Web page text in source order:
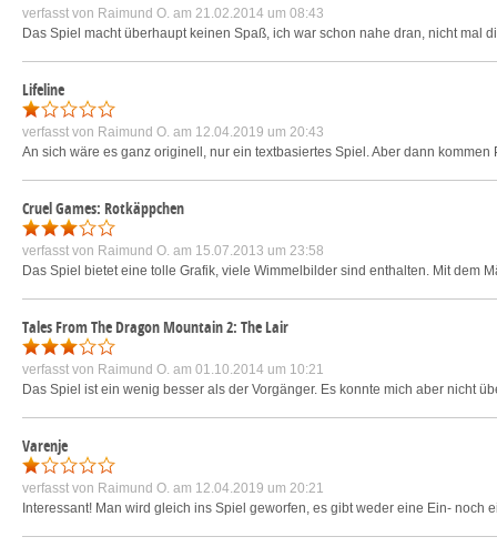
verfasst von Raimund O. am 21.02.2014 um 08:43
Das Spiel macht überhaupt keinen Spaß, ich war schon nahe dran, nicht mal
Lifeline
verfasst von Raimund O. am 12.04.2019 um 20:43
An sich wäre es ganz originell, nur ein textbasiertes Spiel. Aber dann
Cruel Games: Rotkäppchen
verfasst von Raimund O. am 15.07.2013 um 23:58
Das Spiel bietet eine tolle Grafik, viele Wimmelbilder sind enthalten. Mit dem
Tales From The Dragon Mountain 2: The Lair
verfasst von Raimund O. am 01.10.2014 um 10:21
Das Spiel ist ein wenig besser als der Vorgänger. Es konnte mich aber nicht
Varenje
verfasst von Raimund O. am 12.04.2019 um 20:21
Interessant! Man wird gleich ins Spiel geworfen, es gibt weder eine Ein-